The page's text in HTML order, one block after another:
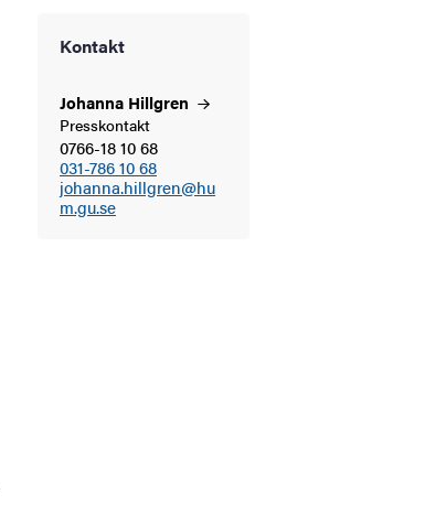
Kontakt
Johanna Hillgren
Presskontakt
0766-18 10 68
031-786 10 68
johanna.hillgren@hu
m.gu.se